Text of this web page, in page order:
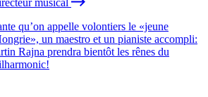
musical
qu’on appelle volontiers le «jeune
un maestro et un pianiste accompli:
Rajna prendra bientôt les rênes du